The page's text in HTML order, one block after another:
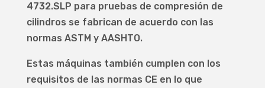
4732.SLP para pruebas de compresión de
cilindros se fabrican de acuerdo con las
normas ASTM y AASHTO.
Estas máquinas también cumplen con los
requisitos de las normas CE en lo que